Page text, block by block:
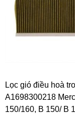
Lọc gió điều hoà
A1698300218
150/160, B 150/ B